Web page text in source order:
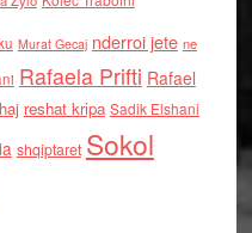
Murat Gecaj nderroi jete ne
Rafaela Prifti Rafael
reshat kripa Sadik Elshani
shqiptaret Sokol